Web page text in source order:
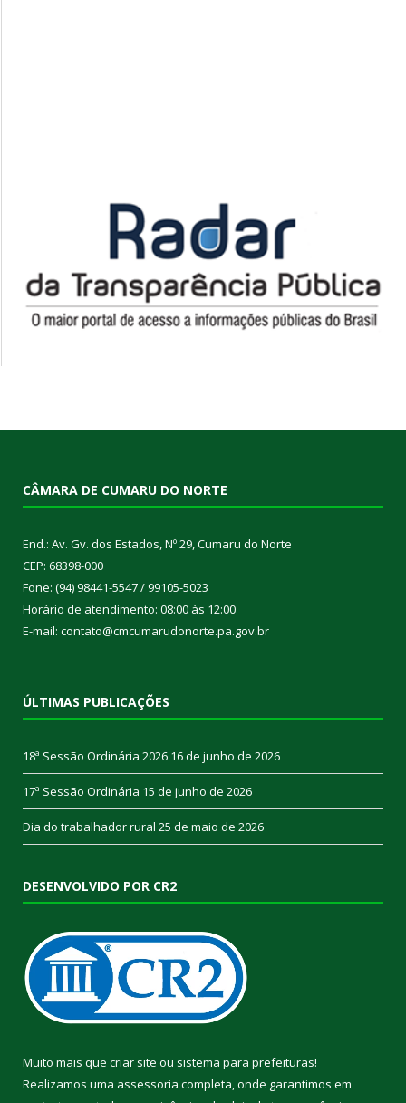
CÂMARA DE CUMARU DO NORTE
End.: Av. Gv. dos Estados, Nº 29, Cumaru do Norte
CEP: 68398-000
Fone: (94) 98441-5547 / 99105-5023
Horário de atendimento: 08:00 às 12:00
E-mail: contato@cmcumarudonorte.pa.gov.br
ÚLTIMAS PUBLICAÇÕES
18ª Sessão Ordinária 2026 16 de junho de 2026
17ª Sessão Ordinária 15 de junho de 2026
Dia do trabalhador rural 25 de maio de 2026
DESENVOLVIDO POR CR2
Muito mais que criar site ou sistema para prefeituras!
Realizamos uma assessoria completa, onde garantimos em